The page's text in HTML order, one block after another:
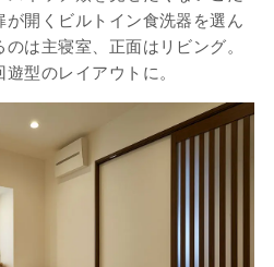
開くビルトイン食洗器を選ん
は主寝室、正面はリビング。
型のレイアウトに。